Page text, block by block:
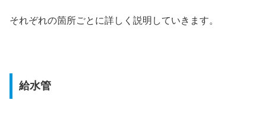
それぞれの箇所ごとに詳しく説明していきます。
給水管